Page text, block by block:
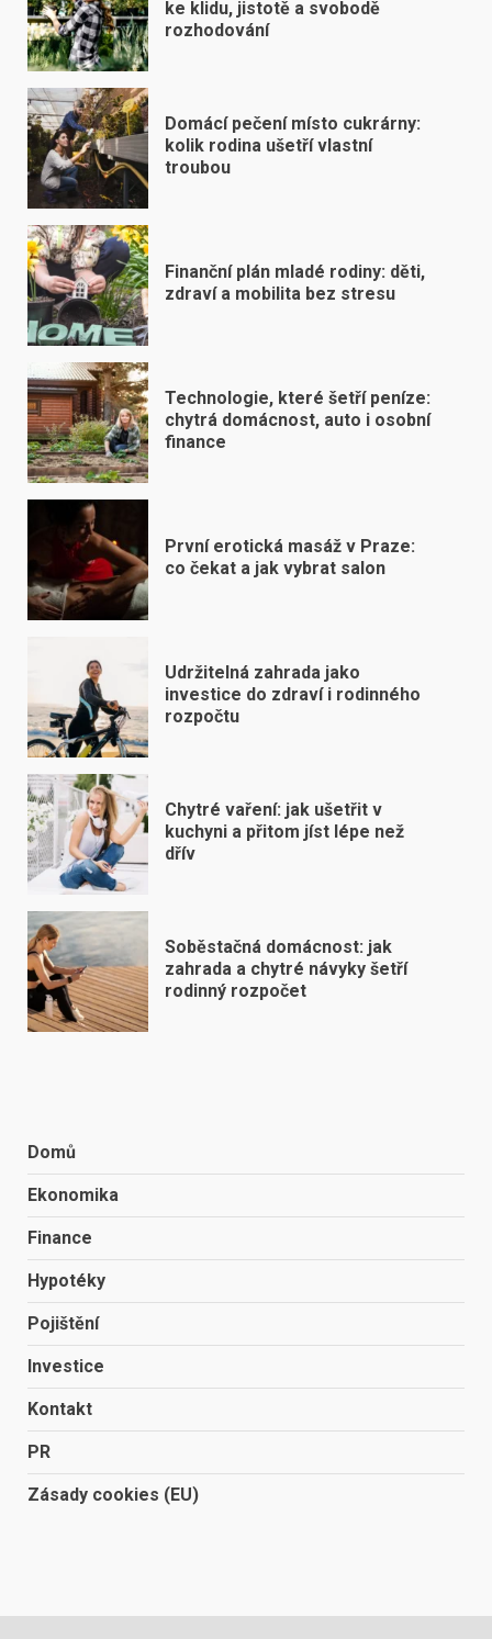
ke klidu, jistotě a svobodě
rozhodování
Domácí pečení místo cukrárny:
kolik rodina ušetří vlastní
troubou
Finanční plán mladé rodiny: děti,
zdraví a mobilita bez stresu
Technologie, které šetří peníze:
chytrá domácnost, auto i osobní
finance
První erotická masáž v Praze:
co čekat a jak vybrat salon
Udržitelná zahrada jako
investice do zdraví i rodinného
rozpočtu
Chytré vaření: jak ušetřit v
kuchyni a přitom jíst lépe než
dřív
Soběstačná domácnost: jak
zahrada a chytré návyky šetří
rodinný rozpočet
Domů
Ekonomika
Finance
Hypotéky
Pojištění
Investice
Kontakt
PR
Zásady cookies (EU)